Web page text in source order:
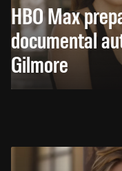
HBO Max
documental
Gilmore